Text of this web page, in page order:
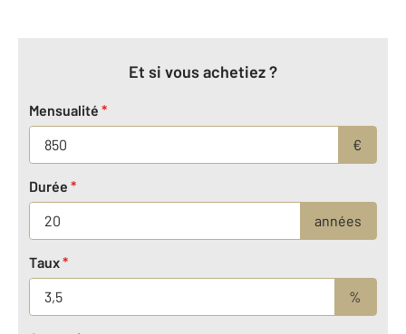
Et si vous achetiez ?
Mensualité *
€
Durée *
années
Taux*
%